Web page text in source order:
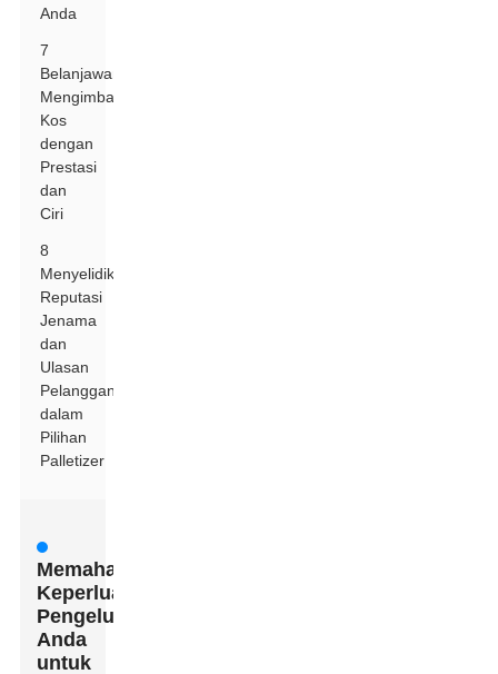
Anda
7
Belanjawan:
Mengimbangi
Kos
dengan
Prestasi
dan
Ciri
8
Menyelidik
Reputasi
Jenama
dan
Ulasan
Pelanggan
dalam
Pilihan
Palletizer
Memahami
Keperluan
Pengeluaran
Anda
untuk